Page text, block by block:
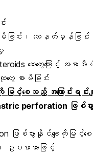
ခြင်း၊ သေနတ်မှန်ခြင်း
ဆေးတွေကြောင့် အစာ
စားမိခြင်း
မြင့်စေသည့် အကြောင်းရင်းမျ
perforation ဖြစ်ပွ
ဖြစ်ပွားနိုင်ချေကိုမြင့်စေ
ဥပမာအားဖြင့်